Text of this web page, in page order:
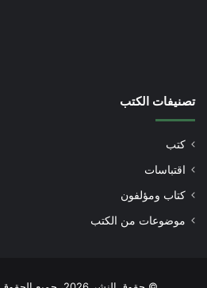
تصنيفات الكتب
كتب
اقتباسات
كتاب ومؤلفون
موضوعات من الكتب